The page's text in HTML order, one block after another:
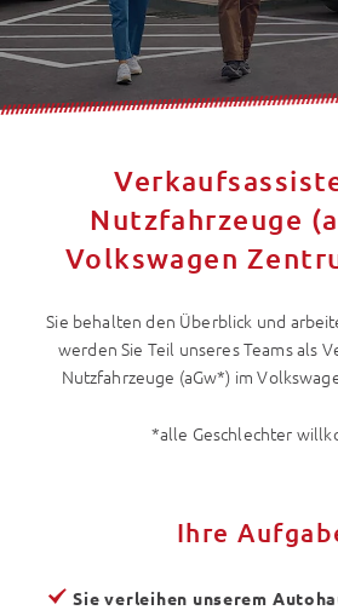
Nutzfahrzeuge
Volkswagen
Sie behalten den Überblick und
werden Sie Teil unseres Teams als
Nutzfahrzeuge (aGw*) im
*alle Geschlechter
Ihre
Sie verleihen unserem